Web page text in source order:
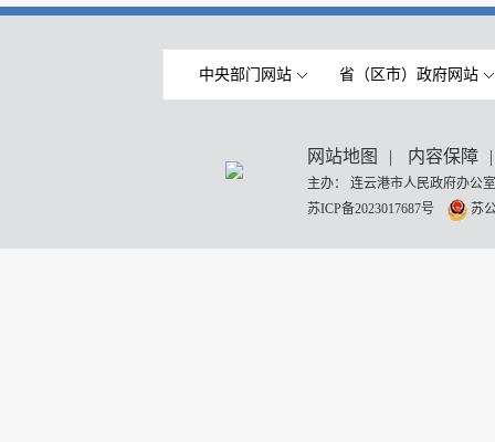
中央部门网站 省（区市）政府网站
网站地图 | 内容保障 |
主办： 连云港市人民政府办
苏ICP备2023017687号
苏